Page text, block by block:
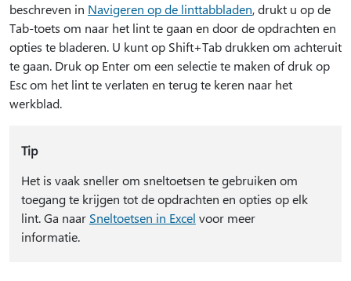
beschreven in Navigeren op de linttabbladen, drukt u op de
Tab-toets om naar het lint te gaan en door de opdrachten en
opties te bladeren. U kunt op Shift+Tab drukken om achteruit
te gaan. Druk op Enter om een selectie te maken of druk op
Esc om het lint te verlaten en terug te keren naar het
werkblad.
Tip
Het is vaak sneller om sneltoetsen te gebruiken om
toegang te krijgen tot de opdrachten en opties op elk
lint. Ga naar Sneltoetsen in Excel voor meer
informatie.